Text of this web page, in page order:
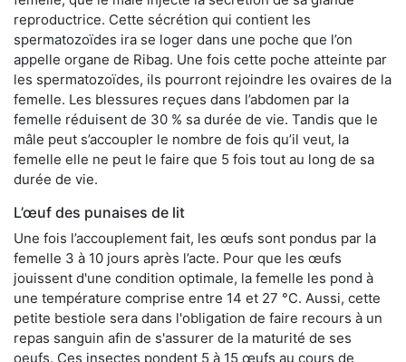
reproductrice. Cette sécrétion qui contient les
spermatozoïdes ira se loger dans une poche que l’on
appelle organe de Ribag. Une fois cette poche atteinte par
les spermatozoïdes, ils pourront rejoindre les ovaires de la
femelle. Les blessures reçues dans l’abdomen par la
femelle réduisent de 30 % sa durée de vie. Tandis que le
mâle peut s’accoupler le nombre de fois qu’il veut, la
femelle elle ne peut le faire que 5 fois tout au long de sa
durée de vie.
L’œuf des punaises de lit
Une fois l’accouplement fait, les œufs sont pondus par la
femelle 3 à 10 jours après l’acte. Pour que les œufs
jouissent d'une condition optimale, la femelle les pond à
une température comprise entre 14 et 27 °C. Aussi, cette
petite bestiole sera dans l'obligation de faire recours à un
repas sanguin afin de s'assurer de la maturité de ses
oeufs. Ces insectes pondent 5 à 15 œufs au cours de